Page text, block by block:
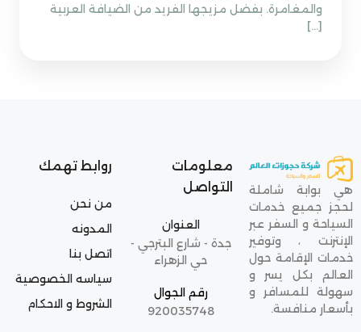
والمغامرة. بفضل مزيجها الفريد من الضيافة العربية
[…]
هي بوابة شاملة
لحجز جميع خدمات
السياحة و السفر عبر
الإنترنت ، وتوفير
خدمات الإقامة حول
العالم بكل يسر و
سهولة للمسافر و
بأسعار منافسة.
معلومات
التواصل
العنوان
جدة - شارع البترجي -
حي الزهراء
رقم الجوال
920035748
روابط تهمك
من نحن
المدونه
اتصل بنا
سياسه الخصوصية
الشروط و الاحكام